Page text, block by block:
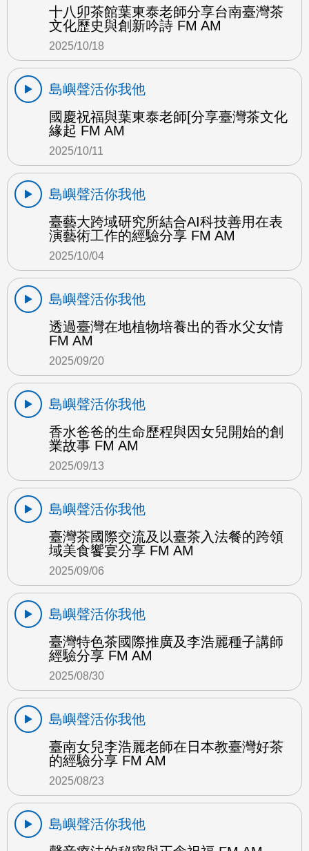
十八卯茶館葉東泰老師分享台南臺灣茶
文化歷史與創新吟詩 FM AM
2025/10/18
島嶼聲活你我他
國慶祝福與葉東泰老師[分享臺灣茶文化
緣起 FM AM
2025/10/11
島嶼聲活你我他
臺藝大跨域研究所結合AI科技善用在表
演藝術工作的經驗分享 FM AM
2025/10/04
島嶼聲活你我他
透過臺灣在地植物培養出的香水父女情
FM AM
2025/09/20
島嶼聲活你我他
香水爸爸的生命歷程與因女兒開始的創
業故事 FM AM
2025/09/13
島嶼聲活你我他
臺灣茶國際交流及以臺茶入法餐的跨領
域美食饗宴分享 FM AM
2025/09/06
島嶼聲活你我他
臺灣特色茶國際推廣及李浩麗種子講師
經驗分享 FM AM
2025/08/30
島嶼聲活你我他
臺南女兒李浩麗老師在日本教臺灣好茶
的經驗分享 FM AM
2025/08/23
島嶼聲活你我他